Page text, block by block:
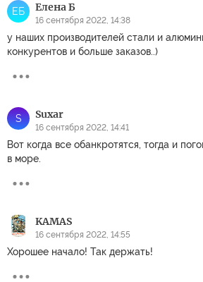
ЕБ Елена Б
16 сентября 2022, 14:38
у наших производителей стали и
конкурентов и больше заказов..)
S Suxar
16 сентября 2022, 14:41
Вот когда все обанкротятся, тогда и
в море.
KAMAS
16 сентября 2022, 14:55
Хорошее начало! Так держать!